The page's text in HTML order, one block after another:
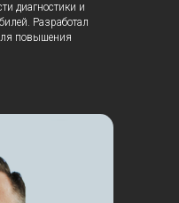
диагностики и
Разработал
повышения